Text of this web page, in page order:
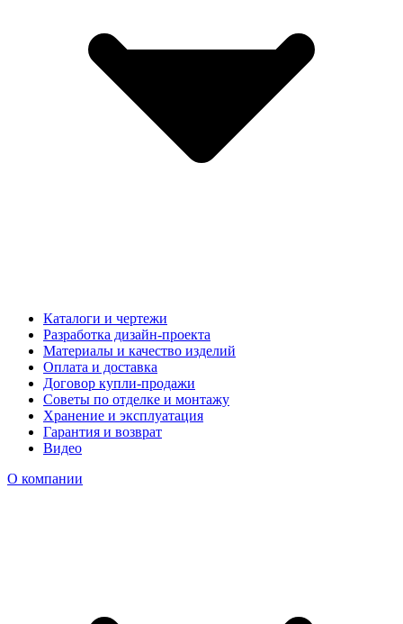
Каталоги и чертежи
Разработка дизайн-проекта
Материалы и качество изделий
Оплата и доставка
Договор купли-продажи
Советы по отделке и монтажу
Хранение и эксплуатация
Гарантия и возврат
Видео
О компании